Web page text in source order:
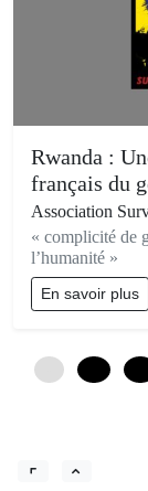
Rwanda :
français du
Association
« complicité de
l’humanité »
En savoir plus